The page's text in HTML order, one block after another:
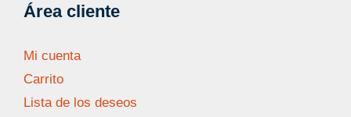
Área cliente
Mi cuenta
Carrito
Lista de los deseos